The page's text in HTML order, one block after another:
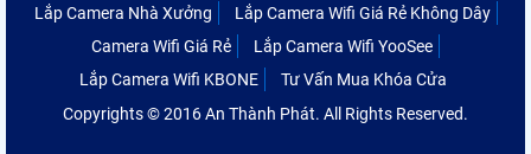
Lắp Camera Nhà Xưởng
Lắp Camera Wifi Giá Rẻ Không Dây
Camera Wifi Giá Rẻ
Lắp Camera Wifi YooSee
Lắp Camera Wifi KBONE
Tư Vấn Mua Khóa Cửa
Copyrights © 2016 An Thành Phát. All Rights Reserved.